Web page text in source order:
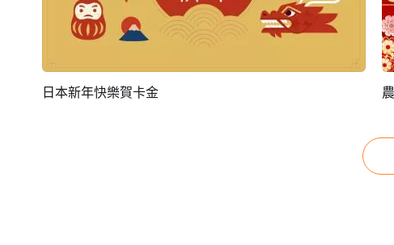
預覽
日本新年快樂賀卡金